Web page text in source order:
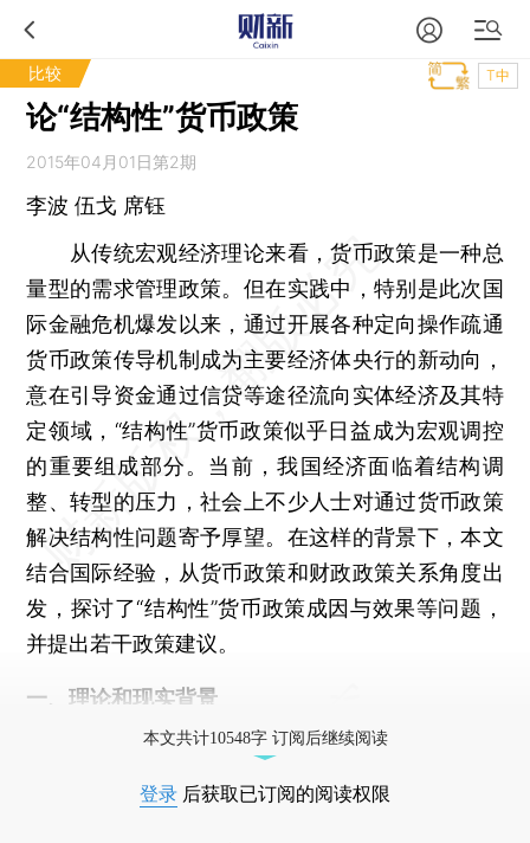
比较 T中
论“结构性”货币政策
2015年04月01日第2期
李波 伍戈 席钰
从传统宏观经济理论来看，货币政策是一种总
量型的需求管理政策。但在实践中，特别是此次国
际金融危机爆发以来，通过开展各种定向操作疏通
货币政策传导机制成为主要经济体央行的新动向，
意在引导资金通过信贷等途径流向实体经济及其特
定领域，“结构性”货币政策似乎日益成为宏观调控
的重要组成部分。当前，我国经济面临着结构调
整、转型的压力，社会上不少人士对通过货币政策
解决结构性问题寄予厚望。在这样的背景下，本文
结合国际经验，从货币政策和财政政策关系角度出
发，探讨了“结构性”货币政策成因与效果等问题，
并提出若干政策建议。
一、理论和现实背景
本文共计10548字 订阅后继续阅读
登录 后获取已订阅的阅读权限